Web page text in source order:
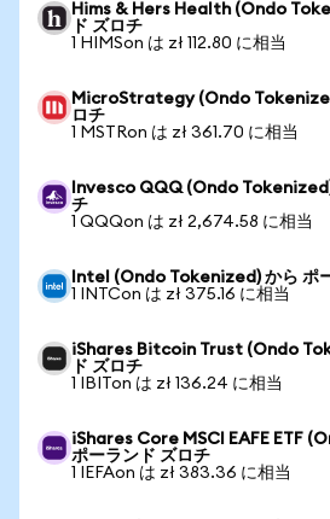
Hims & Hers Health (Ondo
ド ズロチ
1 HIMSon は zł 112.80 に相当
MicroStrategy (Ondo
ロチ
1 MSTRon は zł 361.70 に相当
Invesco QQQ (Ondo
チ
1 QQQon は zł 2,674.58 に相当
Intel (Ondo Tokenized) から ポ
1 INTCon は zł 375.16 に相当
iShares Bitcoin Trust (Ondo
ド ズロチ
1 IBITon は zł 136.24 に相当
iShares Core MSCI EAFE ETF
ポーランド ズロチ
1 IEFAon は zł 383.36 に相当